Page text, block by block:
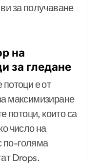
за получаване
на
за гледане
е от
максимизиране
потоци, които са
число на
по-голяма
Drops.